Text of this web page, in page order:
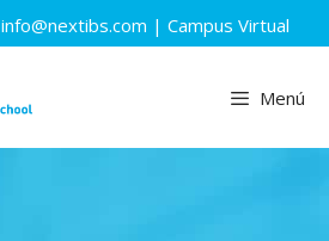
info@nextibs.com | Campus Virtual
Menú